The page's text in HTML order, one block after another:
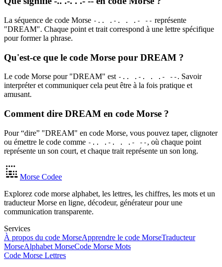
La séquence de code Morse -.. .-. . .- -- représente
"DREAM". Chaque point et trait correspond à une lettre spécifique
pour former la phrase.
Qu'est-ce que le code Morse pour DREAM ?
Le code Morse pour "DREAM" est -.. .-. . .- -- . Savoir
interpréter et communiquer cela peut être à la fois pratique et
amusant.
Comment dire DREAM en code Morse ?
Pour “dire” "DREAM" en code Morse, vous pouvez taper, clignoter
ou émettre le code comme -.. .-. . .- -- , où chaque point
représente un son court, et chaque trait représente un son long.
Morse Codee
Explorez code morse alphabet, les lettres, les chiffres, les mots et un
traducteur Morse en ligne, décodeur, générateur pour une
communication transparente.
Services
À propos du code MorseApprendre le code MorseTraducteur
MorseAlphabet MorseCode Morse Mots
Code Morse Lettres